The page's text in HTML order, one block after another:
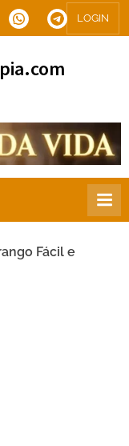
WhatsAppTelegram
LOGIN
Fácil e